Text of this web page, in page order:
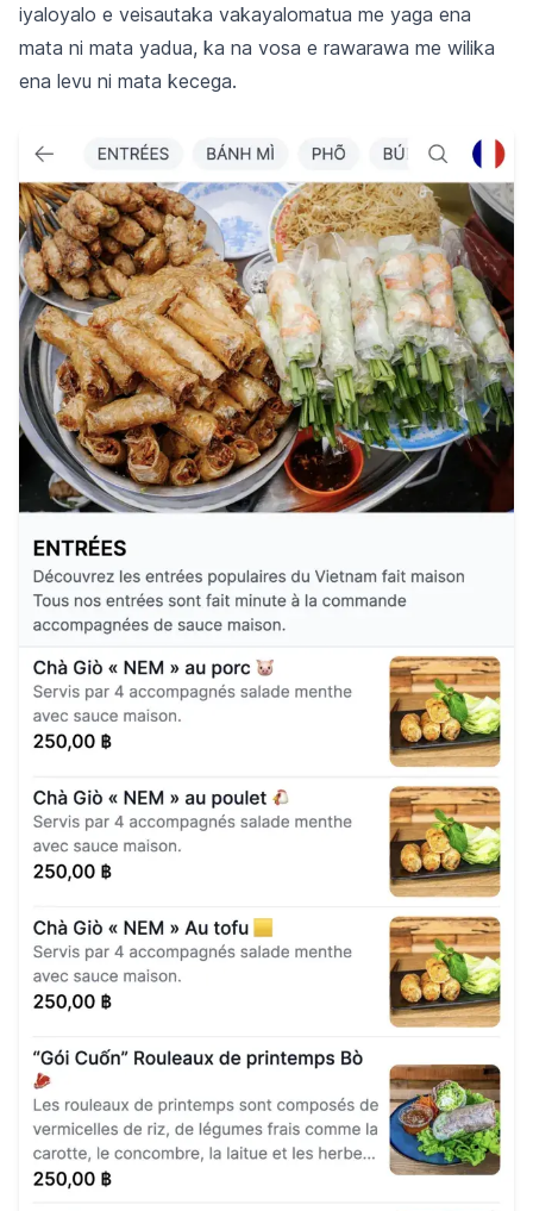
iyaloyalo e veisautaka vakayalomatua me yaga ena
mata ni mata yadua, ka na vosa e rawarawa me wilika
ena levu ni mata kecega.